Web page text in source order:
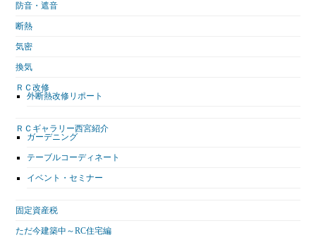
防音・遮音
断熱
気密
換気
ＲＣ改修
外断熱改修リポート
ＲＣギャラリー西宮紹介
ガーデニング
テーブルコーディネート
イベント・セミナー
固定資産税
ただ今建築中～RC住宅編